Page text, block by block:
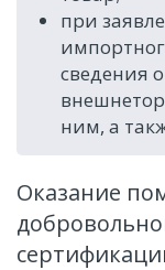
при
сведения
ним, а
Оказание